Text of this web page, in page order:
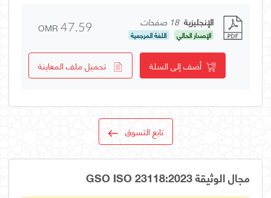
الإنجليزية 18 صفحات
الإصدار الحالي اللغة المرجعية OMR 47.59
أضف إلى السلة تحميل ملف المعاينة
تابع التسوق
مجال الوثيقة GSO ISO 23118:2023